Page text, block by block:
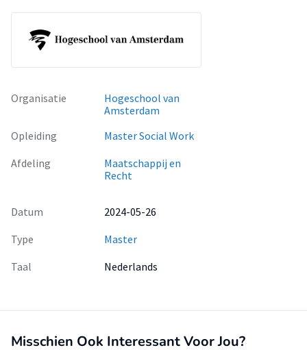
professionele ontwikkeling cruciaal zijn voor sociaal werkers
Organisatie
Hogeschool van
Amsterdam
Opleiding
Master Social Work
Afdeling
Maatschappij en
Recht
Datum
2024-05-26
Type
Master
Taal
Nederlands
Misschien Ook Interessant Voor Jou?